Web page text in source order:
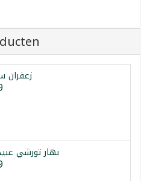
زعفران
بهار تورشي عبيدو